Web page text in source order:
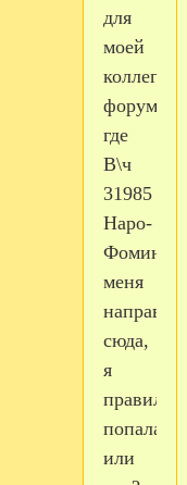
для
моей
коллеги
форум,
где
В\ч
31985
Наро-
меня
сюда,
я
попала
или